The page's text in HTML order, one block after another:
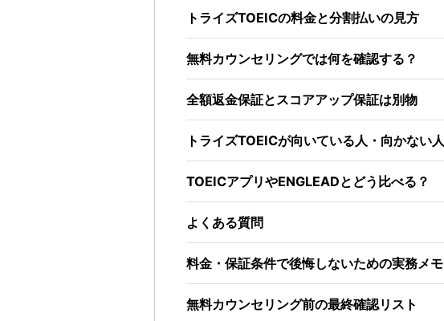
トライズTOEICの料金と分割払いの見方
無料カウンセリングでは何を確認する？
全額返金保証とスコアアップ保証は別物
トライズTOEICが向いている人・向かない人
TOEICアプリやENGLEADとどう比べる？
よくある質問
料金・保証条件で後悔しないための実務メモ
無料カウンセリング前の最終確認リスト